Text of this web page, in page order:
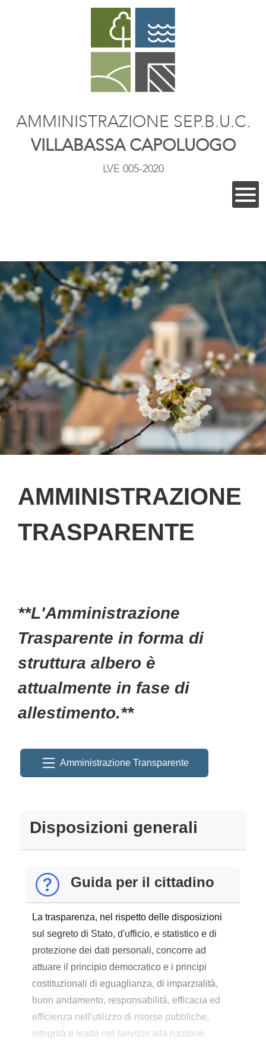
AMMINISTRAZIONE SEP.B.U.C.
VILLABASSA CAPOLUOGO
LVE 005-2020
AMMINISTRAZIONE
TRASPARENTE
**L'Amministrazione
Trasparente in forma di
struttura albero è
attualmente in fase di
allestimento.**
Amministrazione Transparente
Disposizioni generali
Guida per il cittadino
La trasparenza, nel rispetto delle disposizioni
sul segreto di Stato, d'ufficio, e statistico e di
protezione dei dati personali, concorre ad
attuare il principio democratico e i principi
costituzionali di eguaglianza, di imparzialità,
buon andamento, responsabilità, efficacia ed
efficienza nell'utilizzo di risorse pubbliche,
integrità e lealtà nel servizio alla nazione.